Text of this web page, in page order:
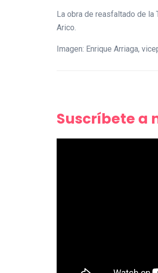
La obra de reasfaltado de la
Arico.
Imagen: Enrique Arriaga,
Suscríbete a